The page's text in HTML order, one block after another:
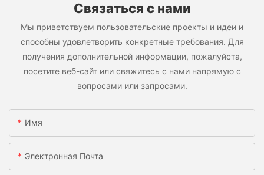
Связаться с нами
Мы приветствуем пользовательские проекты и идеи и
способны удовлетворить конкретные требования. Для
получения дополнительной информации, пожалуйста,
посетите веб-сайт или свяжитесь с нами напрямую с
вопросами или запросами.
Имя
Электронная Почта